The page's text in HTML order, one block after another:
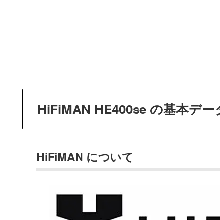
HiFiMAN HE400se の基本デー
HiFiMAN について